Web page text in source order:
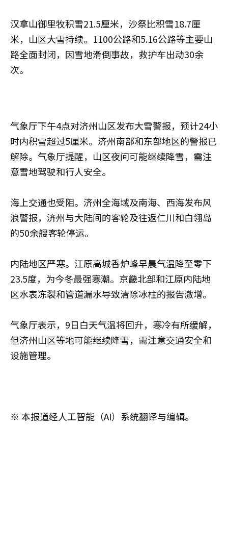
汉拿山御里牧积雪21.5厘米，沙祭比积雪18.7厘
米，山区大雪持续。1100公路和5.16公路等主要山
路全面封闭，因雪地滑倒事故，救护车出动30余
次。
气象厅下午4点对济州山区发布大雪警报，预计24小
时内积雪超过5厘米。济州南部和东部地区的警报已
解除。气象厅提醒，山区夜间可能继续降雪，需注
意雪地驾驶和行人安全。
海上交通也受阻。济州全海域及南海、西海发布风
浪警报，济州与大陆间的客轮及往返仁川和白翎岛
的50余艘客轮停运。
内陆地区严寒。江原高城香炉峰早晨气温降至零下
23.5度，为今冬最强寒潮。京畿北部和江原内陆地
区水表冻裂和管道漏水导致清除冰柱的报告激增。
气象厅表示，9日白天气温将回升，寒冷有所缓解，
但济州山区等地可能继续降雪，需注意交通安全和
设施管理。
※ 本报道经人工智能（AI）系统翻译与编辑。